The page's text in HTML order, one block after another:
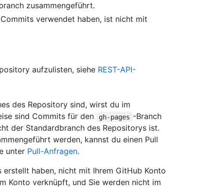
zusammengeführt.
verwendet haben, ist nicht mit
aufzulisten, siehe REST-API-
des Repository sind, wirst du im
sind Commits für den
gh-pages -Branch
der Standardbranch des Repositorys ist.
werden, kannst du einen Pull
unter Pull-Anfragen.
haben, nicht mit Ihrem GitHub Konto
Konto verknüpft, und Sie werden nicht im